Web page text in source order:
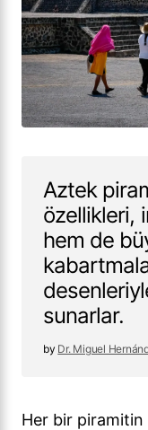
Aztek
özellikleri,
hem de
sunarlar.
Dr. Miguel
Her bir piramitin